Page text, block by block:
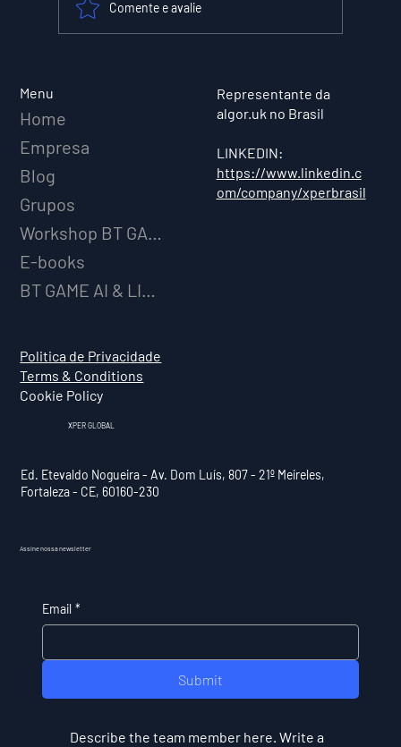
Comente e avalie
Menu
Home
Empresa
Blog
Grupos
Workshop BT GAME AI
E-books
BT GAME AI & LICENCIAMENTO
Politica de Privacidade
Terms & Conditions
Cookie Policy
Representante da
algor.uk no Brasil
LINKEDIN:
https://www.linkedin.c
om/company/xperbrasil
XPER GLOBAL
Ed. Etevaldo Nogueira - Av. Dom Luís, 807 - 21º Meireles,
Fortaleza - CE, 60160-230
Assine nossa newsletter
Email *
Submit
Describe the team member here. Write a